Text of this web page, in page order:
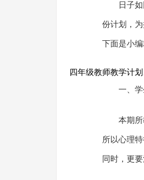
日子
份计划，
下面是小
四年级教师教学计划
一、
本期
所以心理
同时，更